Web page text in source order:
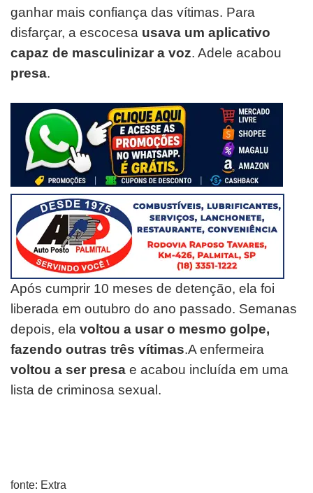
ganhar mais confiança das vítimas. Para
disfarçar, a escocesa usava um aplicativo
capaz de masculinizar a voz. Adele acabou
presa.
Após cumprir 10 meses de detenção, ela foi
liberada em outubro do ano passado. Semanas
depois, ela voltou a usar o mesmo golpe,
fazendo outras três vítimas.A enfermeira
voltou a ser presa e acabou incluída em uma
lista de criminosa sexual.
fonte: Extra